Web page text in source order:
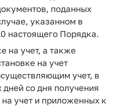
поданных
указанном в
настоящего Порядка.
на учет, а также
на учет
учет, в
со дня получения
учет и приложенных к